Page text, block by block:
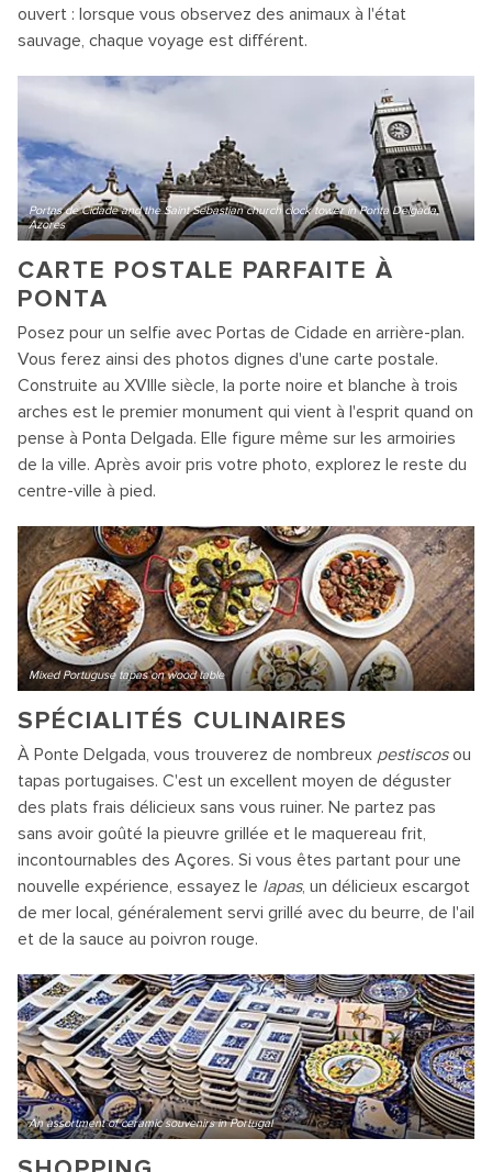
ouvert : lorsque vous observez des animaux à l'état
sauvage, chaque voyage est différent.
Portas de Cidade and the Saint Sebastian church clock tower in Ponta Delgada,
Azores
CARTE POSTALE PARFAITE À
PONTA
Posez pour un selfie avec Portas de Cidade en arrière-plan.
Vous ferez ainsi des photos dignes d'une carte postale.
Construite au XVIIIe siècle, la porte noire et blanche à trois
arches est le premier monument qui vient à l'esprit quand on
pense à Ponta Delgada. Elle figure même sur les armoiries
de la ville. Après avoir pris votre photo, explorez le reste du
centre-ville à pied.
Mixed Portuguse tapas on wood table
SPÉCIALITÉS CULINAIRES
À Ponte Delgada, vous trouverez de nombreux pestiscosou
tapas portugaises. C'est un excellent moyen de déguster
des plats frais délicieux sans vous ruiner. Ne partez pas
sans avoir goûté la pieuvre grillée et le maquereau frit,
incontournables des Açores. Si vous êtes partant pour une
nouvelle expérience, essayez le lapas, un délicieux escargot
de mer local, généralement servi grillé avec du beurre, de l'ail
et de la sauce au poivron rouge.
An assortment of ceramic souvenirs in Portugal